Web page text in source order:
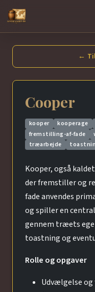
←
Cooper
kooper kooperage
fremstilling-af-fade
træarbejde
Kooper, også
der fremstiller og
fade anvendes
og spiller en
gennem træets
toastning og
Rolle og opgaver
Udvælgelse